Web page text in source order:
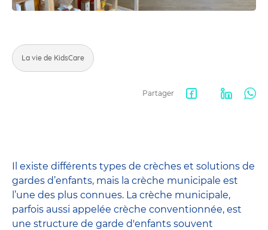
La vie de KidsCare
Partager
Il existe différents types de crèches et solutions de
gardes d’enfants, mais la crèche municipale est
l’une des plus connues. La crèche municipale,
parfois aussi appelée crèche conventionnée, est
une structure de garde d'enfants souvent